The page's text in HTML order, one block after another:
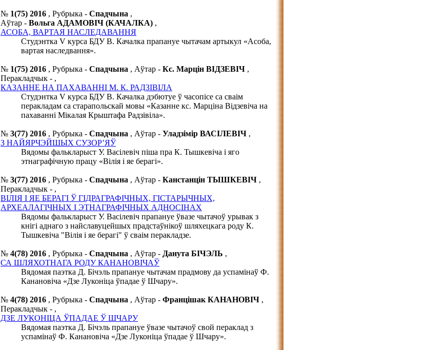
№ 1(75) 2016 , Рубрыка - Спадчына ,
Аўтар - Вольга АДАМОВІЧ (КАЧАЛКА) ,
АСОБА, ВАРТАЯ НАСЛЕДАВАННЯ
Студэнтка V курса БДУ В. Качалка прапануе чытачам артыкул «Асоба,
вартая наследвання».
№ 1(75) 2016 , Рубрыка - Спадчына , Аўтар - Кс. Марцін ВІДЗЕВІЧ ,
Перакладчык - ,
КАЗАННЕ НА ПАХАВАННІ М. К. РАДЗІВІЛА
Студэнтка V курса БДУ В. Качалка дэбютуе ў часопісе са сваім
перакладам са старапольскай мовы «Казанне кс. Марціна Відзевіча на
пахаванні Мікалая Крыштафа Радзівіла».
№ 3(77) 2016 , Рубрыка - Спадчына , Аўтар - Уладзімір ВАСІЛЕВІЧ ,
З НАЙЯРЧЭЙШЫХ СУЗОР’ЯЎ
Вядомы фалькларыст У. Васілевіч піша пра К. Тышкевіча і яго
этнаграфічную працу «Вілія і яе берагі».
№ 3(77) 2016 , Рубрыка - Спадчына , Аўтар - Канстанцін ТЫШКЕВІЧ ,
Перакладчык - ,
ВІЛІЯ І ЯЕ БЕРАГІ Ў ГІДРАГРАФІЧНЫХ, ГІСТАРЫЧНЫХ,
АРХЕАЛАГІЧНЫХ І ЭТНАГРАФІЧНЫХ АДНОСІНАХ
Вядомы фалькларыст У. Васілевіч прапануе ўвазе чытачоў урывак з
кнігі аднаго з найславуцейшых прадстаўнікоў шляхецкага роду К.
Тышкевіча "Вілія і яе берагі" ў сваім перакладзе.
№ 4(78) 2016 , Рубрыка - Спадчына , Аўтар - Данута БІЧЭЛЬ ,
СА ШЛЯХОТНАГА РОДУ КАНАНОВІЧАЎ
Вядомая паэтка Д. Бічэль прапануе чытачам прадмову да успамінаў Ф.
Канановіча «Дзе Луконіца ўпадае ў Шчару».
№ 4(78) 2016 , Рубрыка - Спадчына , Аўтар - Францішак КАНАНОВІЧ ,
Перакладчык - ,
ДЗЕ ЛУКОНІЦА ЎПАДАЕ Ў ШЧАРУ
Вядомая паэтка Д. Бічэль прапануе ўвазе чытачоў свой пераклад з
успамінаў Ф. Канановіча «Дзе Луконіца ўпадае ў Шчару».